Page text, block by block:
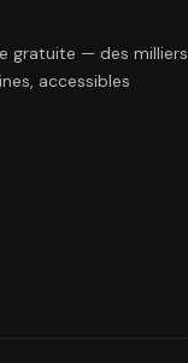
gratuite — des milliers
accessibles